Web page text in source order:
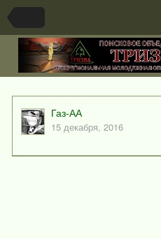
Газ-АА
15 декабря, 2016